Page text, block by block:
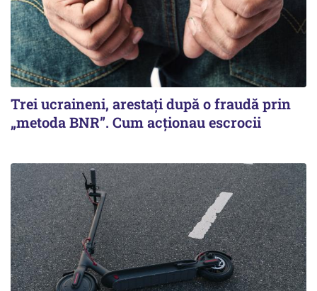
Trei ucraineni, arestați după o fraudă prin
„metoda BNR”. Cum acționau escrocii